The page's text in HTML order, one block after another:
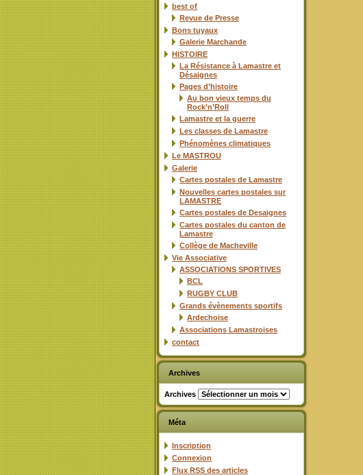
best of
Revue de Presse
Bons tuyaux
Galerie Marchande
HISTOIRE
La Résistance à Lamastre et
Désaignes
Pages d’histoire
Au bon vieux temps du
Rock’n’Roll
Lamastre et la guerre
Les classes de Lamastre
Phénomènes climatiques
Le MASTROU
Galerie
Cartes postales de Lamastre
Nouvelles cartes postales sur
LAMASTRE
Cartes postales de Desaignes
Cartes postales du canton de
Lamastre
Collège de Macheville
Vie Associative
ASSOCIATIONS SPORTIVES
BCL
RUGBY CLUB
Grands évènements sportifs
Ardechoise
Associations Lamastroises
contact
Archives
Archives
Méta
Inscription
Connexion
Flux RSS des articles